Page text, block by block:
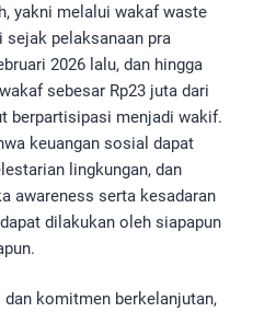
yakni melalui wakaf waste
sejak pelaksanaan pra
2026 lalu, dan hingga
sebesar Rp23 juta dari
berpartisipasi menjadi wakif.
keuangan sosial dapat
lingkungan, dan
awareness serta kesadaran
dilakukan oleh siapapun
komitmen berkelanjutan,